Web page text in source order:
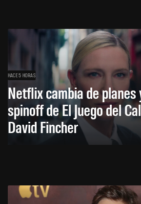
HACE 5 HORAS
Netflix cambia de planes
spinoff de El Juego del
David Fincher